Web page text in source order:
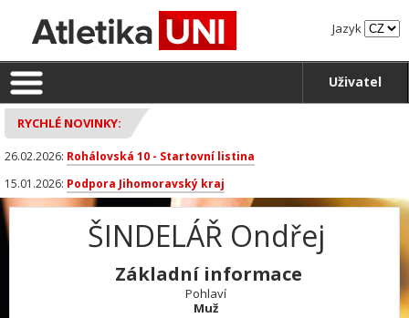
Jazyk
Uživatel
RYCHLÉ NOVINKY:
26.02.2026: Rohálovská 10 - Startovní listina
15.01.2026: Podpora Jihomoravský kraj
ŠINDELÁŘ Ondřej
Základní informace
Pohlaví
Muž